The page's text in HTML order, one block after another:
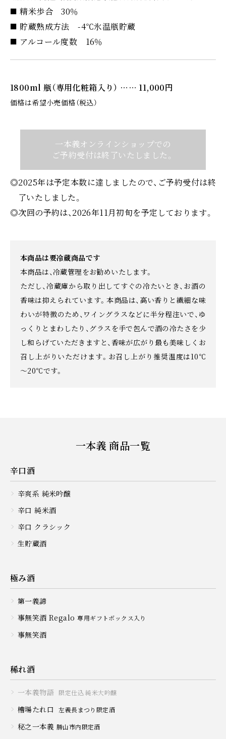
精米歩合 30％
貯蔵熟成方法 -4℃氷温瓶貯蔵
アルコール度数 16％
1800ml 瓶（専用化粧箱入り） …… 11,000円
価格は希望小売価格（税込）
一本義オンラインショップでの
ご予約受付は終了いたしました。
◎2025年は予定本数に達しましたので、ご予約受付は終
了いたしました。
◎次回の予約は、2026年11月初旬を予定しております。
本商品は要冷蔵商品です
本商品は、冷蔵管理をお勧めいたします。
ただし、冷蔵庫から取り出してすぐの冷たいとき、お酒の
香味は抑えられています。本商品は、高い香りと繊細な味
わいが特徴のため、ワイングラスなどに半分程注いで、ゆ
っくりとまわしたり、グラスを手で包んで酒の冷たさを少
し和らげていただきますと、香味が広がり最も美味しくお
召し上がりいただけます。お召し上がり推奨温度は10℃
～20℃です。
一本義 商品一覧
辛口酒
辛爽系 純米吟醸
辛口 純米酒
辛口 クラシック
生貯蔵酒
極み酒
第一義諦
事無笑酒 Regalo 専用ギフトボックス入り
事無笑酒
稀れ酒
一本義物語 限定仕込 純米大吟醸
槽場たれ口 左義長まつり限定酒
秘之一本義 勝山市内限定酒